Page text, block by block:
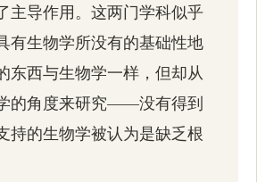
主导作用。这两门学科似乎
有生物学所没有的基础性地
东西与生物学一样，但却从
的角度来研究——没有得到
持的生物学被认为是缺乏根